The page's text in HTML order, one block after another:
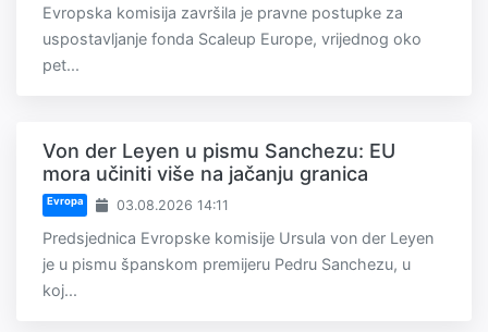
Evropska komisija završila je pravne postupke za
uspostavljanje fonda Scaleup Europe, vrijednog oko
pet...
Von der Leyen u pismu Sanchezu: EU
mora učiniti više na jačanju granica
Evropa 03.08.2026 14:11
Predsjednica Evropske komisije Ursula von der Leyen
je u pismu španskom premijeru Pedru Sanchezu, u
koj...